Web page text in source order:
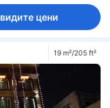
цени
19 m²/205 ft²